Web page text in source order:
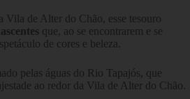
Vila de Alter do Chão, esse tesouro
que, ao se encontrarem e se
de cores e beleza.
pelas águas do Rio Tapajós, que
ao redor da Vila de Alter do Chão.